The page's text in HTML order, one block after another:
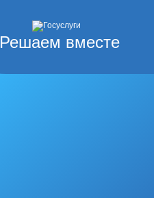
Решаем вместе